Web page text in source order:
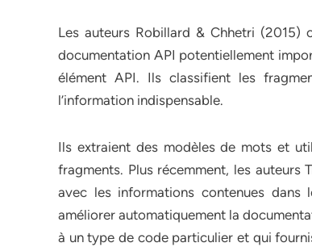
Les auteurs Robillard & Chhetri
documentation API potentiellement
élément API. Ils classifient les
l’information indispensable.
Ils extraient des modèles de mots et
fragments. Plus récemment, les auteurs
avec les informations contenues
améliorer automatiquement la
à un type de code particulier et qui